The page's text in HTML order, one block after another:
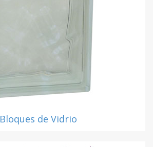
Bloques de Vidrio